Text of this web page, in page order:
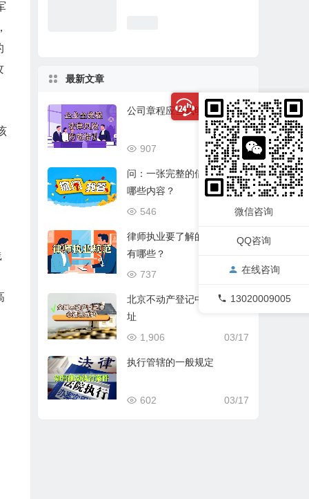
最新文章
公司章程应当载明的事项
03/17
907
问：一张完整的借条应该有
哪些内容？
03/17
546
律师执业要了解的基本规范
有哪些？
03/17
737
北京不动产登记中心通讯地
址
03/17
1,906
执行管辖的一般规定
03/17
602
微信咨询
QQ咨询
在线咨询
13020009005